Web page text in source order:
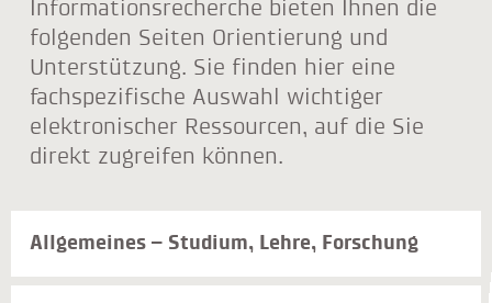
Informationsrecherche bieten Ihnen die
folgenden Seiten Orientierung und
Unterstützung. Sie finden hier eine
fachspezifische Auswahl wichtiger
elektronischer Ressourcen, auf die Sie
direkt zugreifen können.
Allgemeines – Studium, Lehre, Forschung